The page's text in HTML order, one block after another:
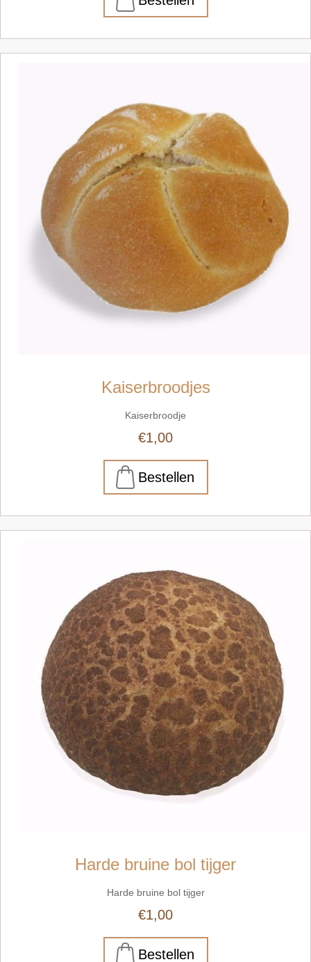
Kaiserbroodjes
Kaiserbroodje
€1,00
Harde bruine bol tijger
Harde bruine bol tijger
€1,00